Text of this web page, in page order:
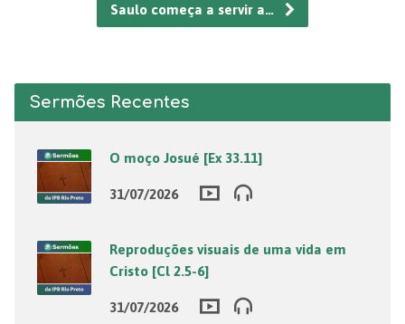
Saulo começa a servir a…
Sermões Recentes
O moço Josué [Ex 33.11]
31/07/2026
Reproduções visuais de uma vida em
Cristo [Cl 2.5-6]
31/07/2026